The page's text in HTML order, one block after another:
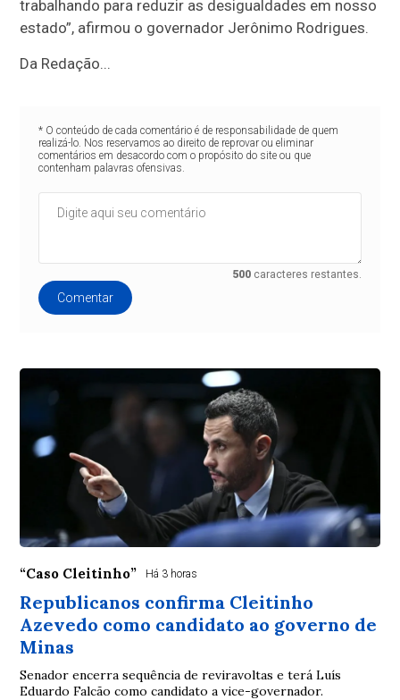
trabalhando para reduzir as desigualdades em nosso
estado”, afirmou o governador Jerônimo Rodrigues.
Da Redação...
* O conteúdo de cada comentário é de responsabilidade de quem
realizá-lo. Nos reservamos ao direito de reprovar ou eliminar
comentários em desacordo com o propósito do site ou que
contenham palavras ofensivas.
500 caracteres restantes.
Comentar
“Caso Cleitinho” Há 3 horas
Republicanos confirma Cleitinho
Azevedo como candidato ao governo de
Minas
Senador encerra sequência de reviravoltas e terá Luís
Eduardo Falcão como candidato a vice-governador.